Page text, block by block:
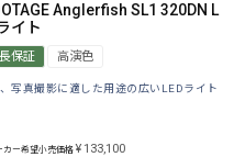
Anglerfish SL1 320DN L
イト
保証 高演色
写真撮影に適した用途の広いLEDライト
カー希望小売価格 ¥ 133,100